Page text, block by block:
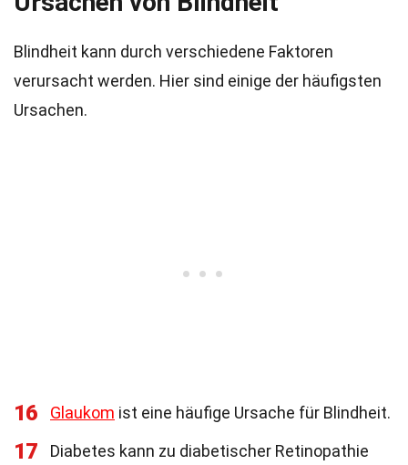
Blindheit kann durch verschiedene Faktoren
verursacht werden. Hier sind einige der häufigsten
Ursachen.
16 Glaukom ist eine häufige Ursache für Blindheit.
17
Diabetes kann zu diabetischer Retinopathie